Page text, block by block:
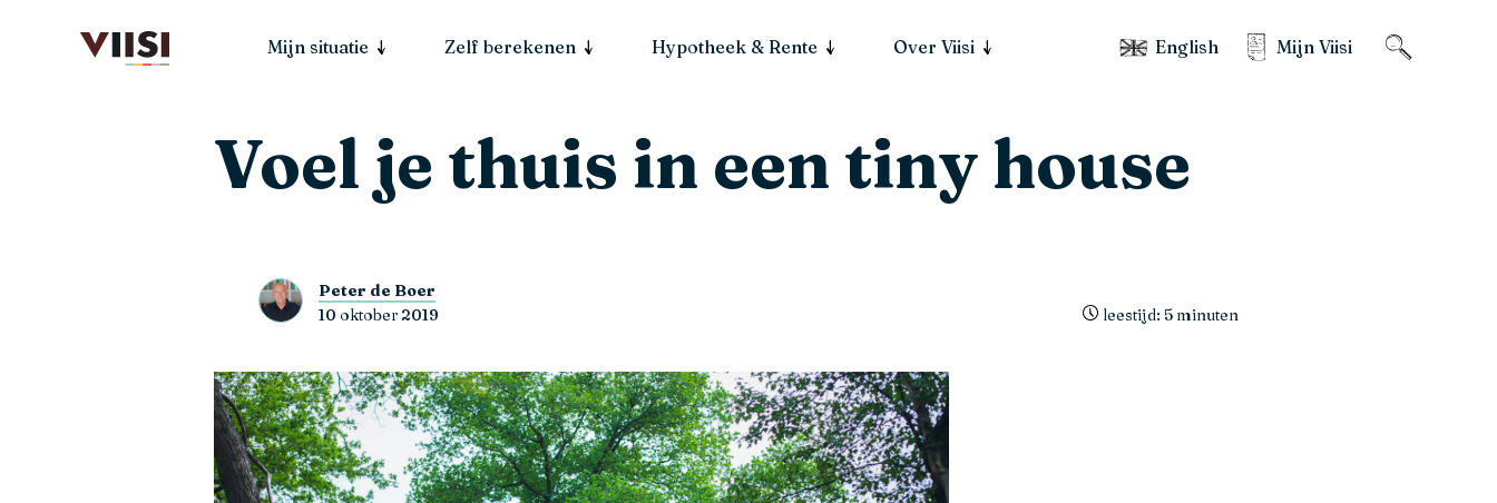
Mijn situatie Zelf berekenen Hypotheek & Rente Over Viisi English Mijn Viisi
Voel je thuis in een tiny house
Peter de Boer
10 oktober 2019
leestijd: 5 minuten